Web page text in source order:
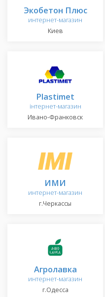
Экобетон Плюс
интернет-магазин
Киев
Plastimet
інтернет-магазин
Ивано-Франковск
ИМИ
интернет-магазин
г.Черкассы
Агролавка
интернет-магазин
г.Одесса